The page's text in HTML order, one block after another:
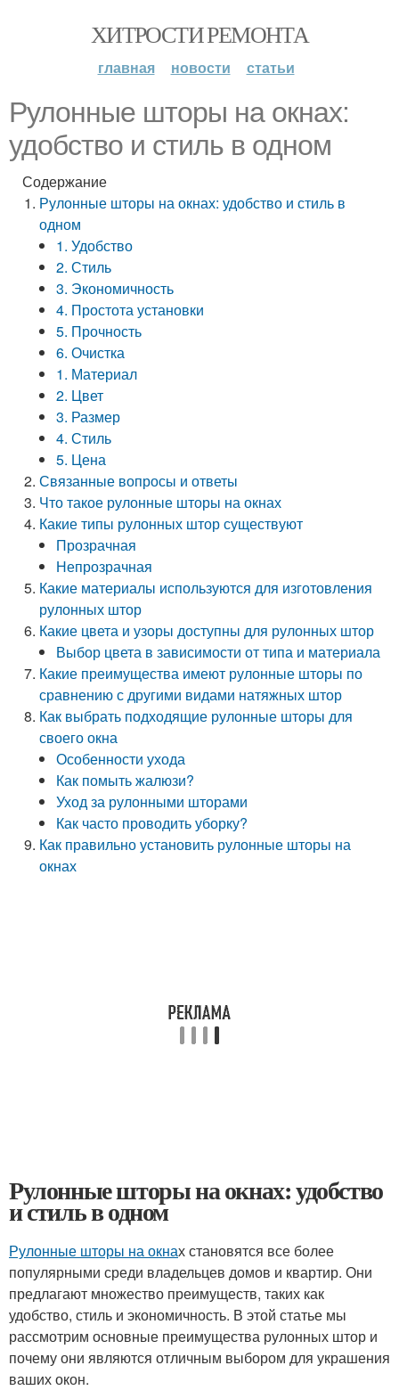
ХИТРОСТИ РЕМОНТА
главная новости статьи
Рулонные шторы на окнах:
удобство и стиль в одном
Содержание
Рулонные шторы на окнах: удобство и стиль в
одном
1. Удобство
2. Стиль
3. Экономичность
4. Простота установки
5. Прочность
6. Очистка
1. Материал
2. Цвет
3. Размер
4. Стиль
5. Цена
Связанные вопросы и ответы
Что такое рулонные шторы на окнах
Какие типы рулонных штор существуют
Прозрачная
Непрозрачная
Какие материалы используются для изготовления
рулонных штор
Какие цвета и узоры доступны для рулонных штор
Выбор цвета в зависимости от типа и материала
Какие преимущества имеют рулонные шторы по
сравнению с другими видами натяжных штор
Как выбрать подходящие рулонные шторы для
своего окна
Особенности ухода
Как помыть жалюзи?
Уход за рулонными шторами
Как часто проводить уборку?
Как правильно установить рулонные шторы на
окнах
Рулонные шторы на окнах: удобство
и стиль в одном
Рулонные шторы на окнах становятся все более
популярными среди владельцев домов и квартир. Они
предлагают множество преимуществ, таких как
удобство, стиль и экономичность. В этой статье мы
рассмотрим основные преимущества рулонных штор и
почему они являются отличным выбором для украшения
ваших окон.